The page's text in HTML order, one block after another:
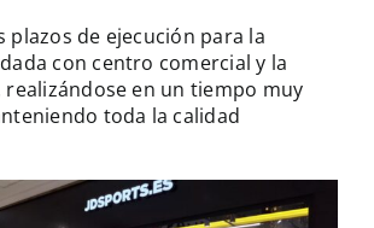
plazos de ejecución para la
con centro comercial y la
en un tiempo muy
toda la calidad